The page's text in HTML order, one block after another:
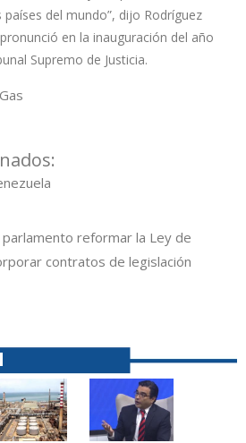
del mundo”, dijo Rodríguez
en la inauguración del año
Supremo de Justicia.
Gas
reformar la Ley de
contratos de legislación